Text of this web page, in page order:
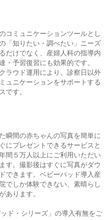
コミュニケーションツールとし
「知りたい・調べたい」ニーズ
だけでなく、産婦人科の指導内
・予習復習にも効果的です。
ラウド運用により、診察日以外
ュニケーションをサポートする
です。
瞬間の赤ちゃんの写真を簡単に
にプレゼントできるサービスと
間５万人以上にご利用いただい
す。撮影後はすぐに写真がダウ
できます。ベビーパッド導入産
でしか体験できない、素晴らし
あります。
ド・シリーズ」の導入有無をご